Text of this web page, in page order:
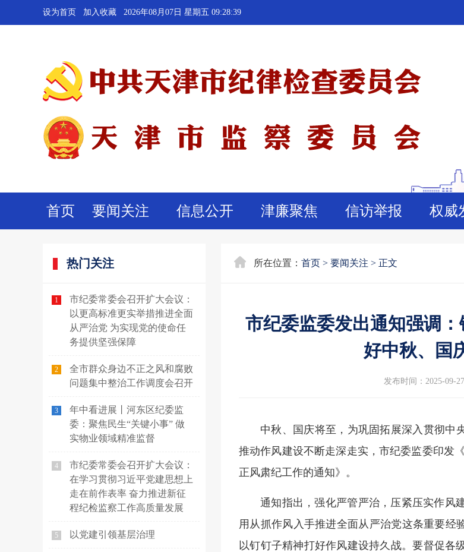
设为首页 加入收藏 2026年08月07日 星期五 09:28:40
首页 要闻关注 信息公开 津廉聚焦 信访举报 权威
热门关注
1
市纪委常委会召开扩大会议：
以更高标准更实举措推进全面
从严治党 为实现党的使命任
务提供坚强保障
2
全市群众身边不正之风和腐败
问题集中整治工作调度会召开
3
年中看进展丨河东区纪委监
委：聚焦民生“关键小事” 做
实物业领域精准监督
4
市纪委常委会召开扩大会议：
在学习贯彻习近平党建思想上
走在前作表率 奋力推进新征
程纪检监察工作高质量发展
5 以党建引领基层治理
所在位置： 首页 > 要闻关注 > 正文
市纪委监委发出通知强调
好中秋、国
发布时间：2025-09-
中秋、国庆将至，为巩固拓展深入贯彻中
推动作风建设不断走深走实，市纪委监委印发
正风肃纪工作的通知》。
通知指出，强化严管严治，压紧压实作风
用从抓作风入手推进全面从严治党这条重要经
以钉钉子精神打好作风建设持久战。要督促